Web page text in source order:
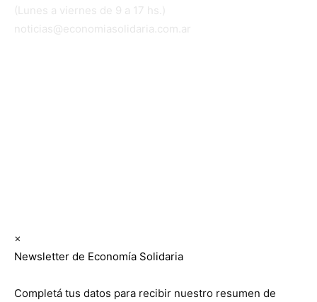
(Lunes a viernes de 9 a 17 hs.)
noticias@economiasolidaria.com.ar
×
Newsletter de Economía Solidaria
Completá tus datos para recibir nuestro resumen de